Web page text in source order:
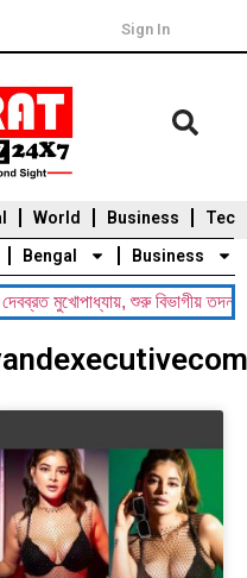
Sign In
World Business
Tech
Bengal
Durga Puja 2025
Business
Auto
মুখোপাধ্যায়, শুরু বিভাগীয় তদন্ত